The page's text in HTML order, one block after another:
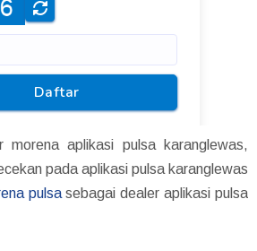
morena aplikasi pulsa karanglewas,
pada aplikasi pulsa karanglewas
pulsasebagai dealer aplikasi pulsa